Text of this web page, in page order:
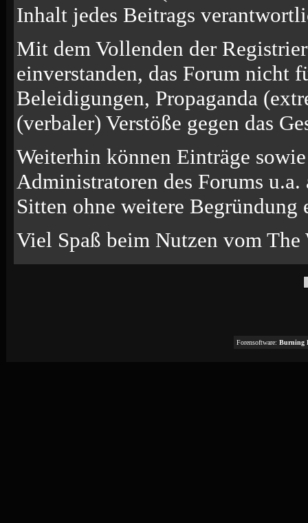
Inhalt jedes Beitrags
Mit dem Vollenden der
einverstanden, das Forum nicht
Beleidigungen, Propaganda
(verbaler) Verstöße gegen das
Weiterhin können Einträge
Administratoren des Forums u.a.
Sitten ohne weitere
Viel Spaß beim Nutzen vom
Forensoftware: Burning